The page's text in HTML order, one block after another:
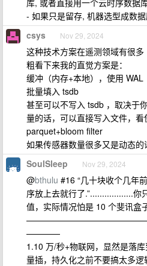
库, 或者直接用一个云时序数据
- 如果只是留存, 机器选型成数
csys Nov 29, 2024
这种技术方案在遥测领域有很多
粗看下来我的直觉方案是：
缓冲（内存+本地），使用 WAL
批量填入 tsdb
甚至可以不写入 tsdb ，取决于
量的话，可以直接写入文件，
parquet+bloom filter
如果传感器数量很多又是动态
SoulSleep Nov 29, 2024
@bthulu #16 “几十块收个几年
序放上去就行了.”..................
值，实际情况怕是 10 个斐讯盒
————
1.10 万/秒+物联网，显然是落
量插，持久化之前不要搞太多